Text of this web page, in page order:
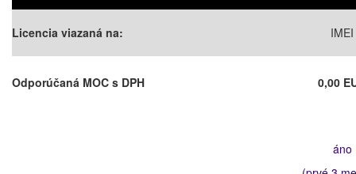
Licencia viazaná na: IMEI
Odporúčaná MOC s DPH 0,00
áno